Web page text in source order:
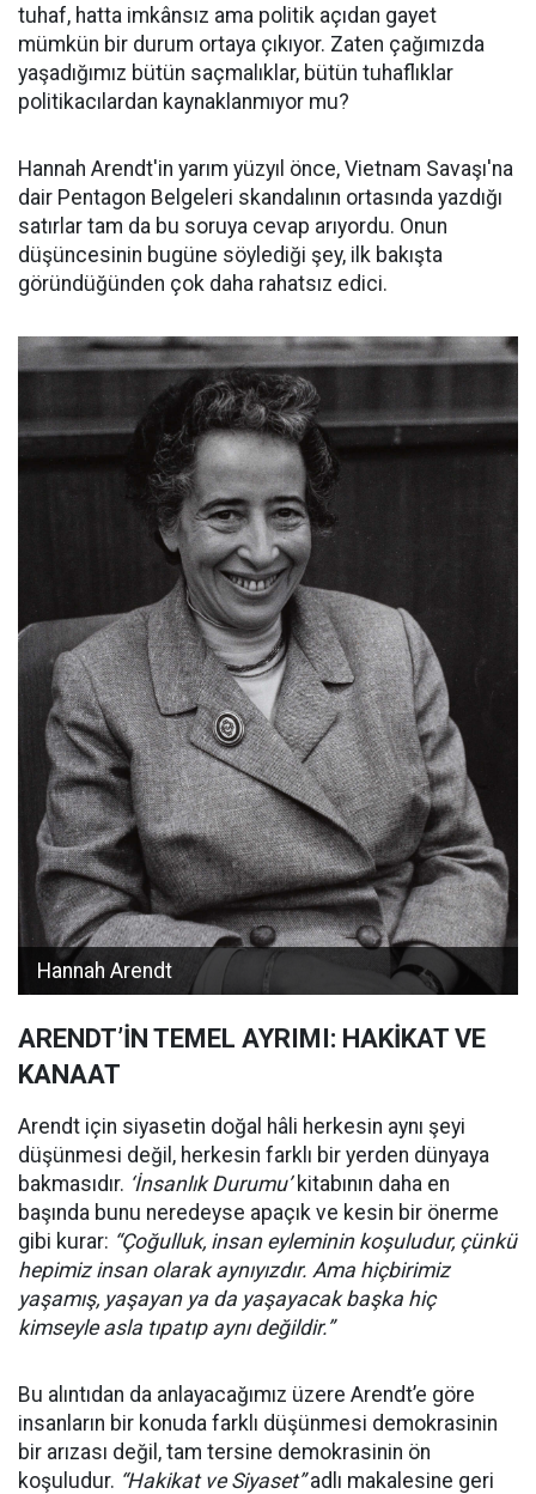
tuhaf, hatta imkânsız ama politik açıdan gayet
mümkün bir durum ortaya çıkıyor. Zaten çağımızda
yaşadığımız bütün saçmalıklar, bütün tuhaflıklar
politikacılardan kaynaklanmıyor mu?
Hannah Arendt'in yarım yüzyıl önce, Vietnam Savaşı'na
dair Pentagon Belgeleri skandalının ortasında yazdığı
satırlar tam da bu soruya cevap arıyordu. Onun
düşüncesinin bugüne söylediği şey, ilk bakışta
göründüğünden çok daha rahatsız edici.
Hannah Arendt
ARENDT’İN TEMEL AYRIMI: HAKİKAT VE
KANAAT
Arendt için siyasetin doğal hâli herkesin aynı şeyi
düşünmesi değil, herkesin farklı bir yerden dünyaya
bakmasıdır. ‘İnsanlık Durumu’kitabının daha en
başında bunu neredeyse apaçık ve kesin bir önerme
gibi kurar: “Çoğulluk, insan eyleminin koşuludur, çünkü
hepimiz insan olarak aynıyızdır. Ama hiçbirimiz
yaşamış, yaşayan ya da yaşayacak başka hiç
kimseyle asla tıpatıp aynı değildir.”
Bu alıntıdan da anlayacağımız üzere Arendt’e göre
insanların bir konuda farklı düşünmesi demokrasinin
bir arızası değil, tam tersine demokrasinin ön
koşuludur. “Hakikat ve Siyaset”adlı makalesine geri